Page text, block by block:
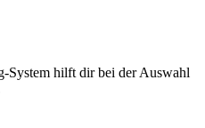
System hilft dir bei der Auswahl